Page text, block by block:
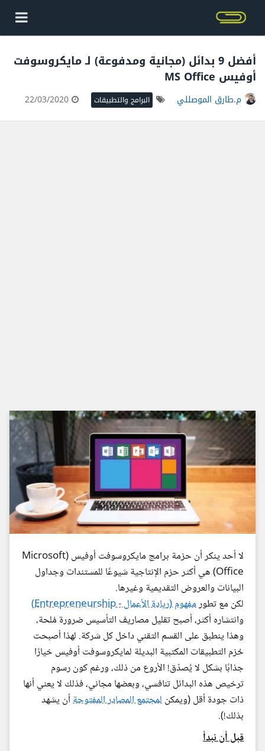
أفضل 9 بدائل (مجانية ومدفوعة) لـ مايكروسوفت
أوفيس MS Office
م.طارق الموصللي البرامج والتطبيقات
لا أحد ينكر أن حزمة برامج مايكروسوفت أوفيس (Microsoft
Office) هي أكثر حزم الإنتاجية شيوعًا للمستندات وجداول
البيانات والعروض التقديمية وغيرها.
لكن مع تطورمفهوم (ريادة الأعمال - Entrepreneurship)
وانتشاره أكثر، أصبح تقليل مصاريف التأسيس ضرورة مُلحة،
وهذا ينطبق على القسم التقني داخل كل شركة. لهذا أصبحت
حُزم التطبيقات المكتبية البديلة لمايكروسوفت أوفيس خيارًا
جذابًا بشكل لا يُصدّق! الأروع من ذلك، ورغم كون رسوم
ترخيص هذه البدائل تنافسي، وبعضها مجاني، فذلك لا يعني أنها
ذات جودة أقل (ويمكنلمجتمع المصادر المفتوحةأن يشهد
بذلك!).
قبل أن نبدأ